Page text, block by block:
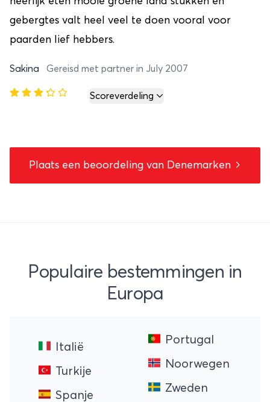
gebergtes valt heel veel te doen vooral voor
paarden lief hebbers.
Sakina Gereisd met partner in July 2007
Scoreverdeling
Plaats een beoordeling van Denemarken
Populaire bestemmingen in
Europa
Italië
Turkije
Spanje
Portugal
Noorwegen
Zweden